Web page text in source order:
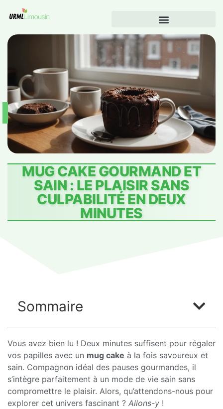
MUG CAKE GOURMAND ET
SAIN : LE PLAISIR SANS
CULPABILITÉ EN DEUX
MINUTES
Sommaire
Vous avez bien lu ! Deux minutes suffisent pour régaler
vos papilles avec un mug cake à la fois savoureux et
sain. Compagnon idéal des pauses gourmandes, il
s’intègre parfaitement à un mode de vie sain sans
compromettre le plaisir. Alors, qu’attendons-nous pour
explorer cet univers fascinant ? Allons-y !